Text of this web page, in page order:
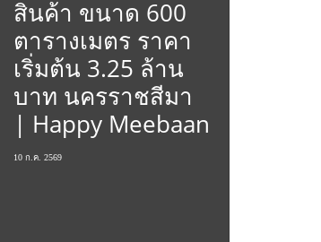
สินค้า ขนาด 600
ตารางเมตร ราคา
เริ่มต้น 3.25 ล้าน
บาท นครราชสีมา
| Happy Meebaan
10 ก.ค. 2569